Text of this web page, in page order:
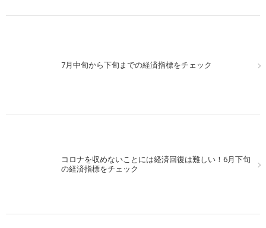
7月中旬から下旬までの経済指標をチェック
コロナを収めないことには経済回復は難しい！6月下旬
の経済指標をチェック